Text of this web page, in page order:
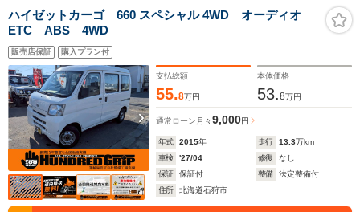
ハイゼットカーゴ 660 スペシャル 4WD オーディオ
ETC ABS 4WD
販売店保証 購入プラン付
支払総額
55.8万円
本体価格
53.8万円
通常ローン 月々9,000円
年式 2015年 走行 13.3万km
車検
'27/04 修復
なし
保証
保証付 整備
法定整備付
住所
北海道石狩市